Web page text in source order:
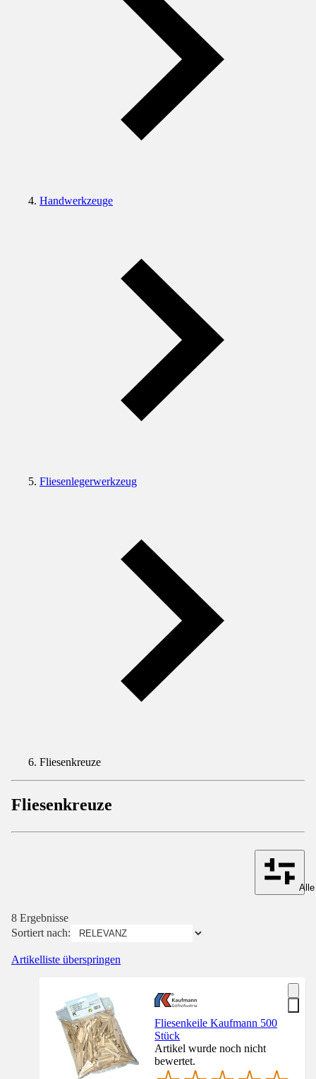
Handwerkzeuge
Fliesenlegerwerkzeug
Fliesenkreuze
Fliesenkreuze
8 Ergebnisse
Sortiert nach:
Artikelliste überspringen
Fliesenkeile Kaufmann 500
Stück
Artikel wurde noch nicht
bewertet.